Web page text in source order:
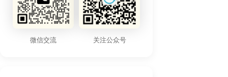
微信交流 关注公众号